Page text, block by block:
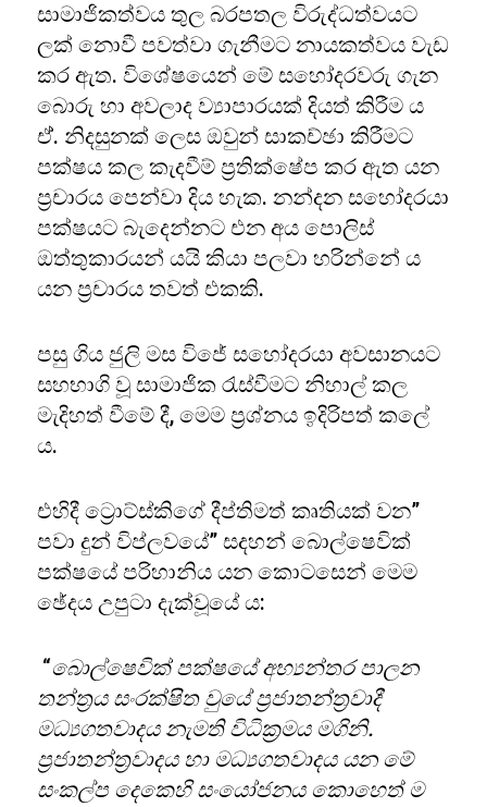
සාමාජිකත්වය තුල බරපතල විරුද්ධත්වයට
ලක් නොවී පවත්වා ගැනීමට නායකත්වය වැඩ
කර ඇත. විශේෂයෙන් මේ සහෝදරවරු ගැන
බොරු හා අවලාද ව්‍යාපාරයක් දියත් කිරීම ය
ඒ්. නිදසුනක් ලෙස ඔවුන් සාකච්ඡා කිරීමට
පක්ෂය කල කැදවීම් ප්‍රතික්ෂේප කර ඇත යන
ප්‍රචාරය පෙන්වා දිය හැක. නන්දන සහෝදරයා
පක්ෂයට බැදෙන්නට එන අය පොලිස්
ඔත්තුකාරයන් යයි කියා පලවා හරින්නේ ය
යන ප්‍රචාරය තවත් එකකි.
පසු ගිය ජුලි මස විජේ සහෝදරයා අවසානයට
සහභාගි වූ සාමාජික රැස්වීමට නිහාල් කල
මැදිහත් වීමේ දී, මෙම ප්‍රශ්නය ඉදිරිපත් කලේ
ය.
එහිදී ට්‍රොට්ස්කිගේ දීප්තිමත් කෘතියක් වන”
පවා දුන් විප්ලවයේ” සදහන් බොල්ෂෙවික්
පක්ෂයේ පරිහානිය යන කොටසෙන් මෙම
ඡේදය උපුටා දැක්වූයේ ය:
“බොල්ෂෙවික් පක්ෂයේ අභ්‍යන්තර පාලන
තන්ත්‍රය සංරක්ෂිත වුයේ ප්‍රජාතන්ත්‍රවාදී
මධ්‍යගතවාදය නැමති විධික්‍රමය මගිනි.
ප්‍රජාතන්ත්‍රවාදය හා මධ්‍යගතවාදය යන මේ
සංකල්ප දෙකෙහි සංයෝජනය කොහෙත් ම